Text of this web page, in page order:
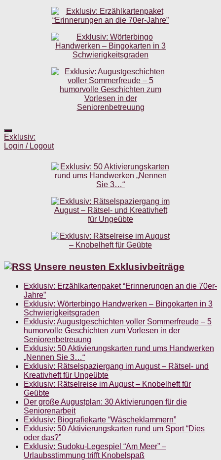
Exklusiv:
Login / Logout
Unsere neusten Exklusivbeiträge
Exklusiv: Erzählkartenpaket “Erinnerungen an die 70er-
Jahre”
Exklusiv: Wörterbingo Handwerken – Bingokarten in 3
Schwierigkeitsgraden
Exklusiv: Augustgeschichten voller Sommerfreude – 5
humorvolle Geschichten zum Vorlesen in der
Seniorenbetreuung
Exklusiv: 50 Aktivierungskarten rund ums Handwerken
„Nennen Sie 3…“
Exklusiv: Rätselspaziergang im August – Rätsel- und
Kreativheft für Ungeübte
Exklusiv: Rätselreise im August – Knobelheft für
Geübte
Der große Augustplan: 30 Aktivierungen für die
Seniorenarbeit
Exklusiv: Biografiekarte “Wäscheklammern”
Exklusiv: 50 Aktivierungskarten rund um Sport “Dies
oder das?”
Exklusiv: Sudoku-Legespiel “Am Meer” –
Urlaubsstimmung trifft Knobelspaß